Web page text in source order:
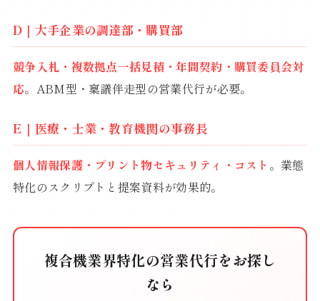
D｜大手企業の調達部・購買部
競争入札・複数拠点一括見積・年間契約・購買委員会対
応。ABM型・稟議伴走型の営業代行が必要。
E｜医療・士業・教育機関の事務長
個人情報保護・プリント物セキュリティ・コスト 。業態
特化のスクリプトと提案資料が効果的。
複合機業界特化の営業代行をお探し
なら